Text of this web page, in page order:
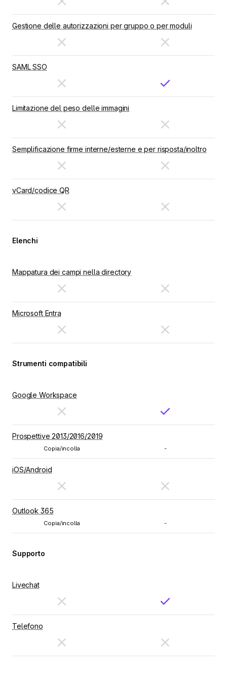
Gestione delle autorizzazioni per gruppo o per moduli
SAML SSO
Limitazione del peso delle immagini
Semplificazione firme interne/esterne e per risposta/inoltro
vCard/codice QR
Elenchi
Mappatura dei campi nella directory
Microsoft Entra
Strumenti compatibili
Google Workspace
Prospettive 2013/2016/2019
Copia/incolla -
iOS/Android
Outlook 365
Copia/incolla -
Supporto
Livechat
Telefono